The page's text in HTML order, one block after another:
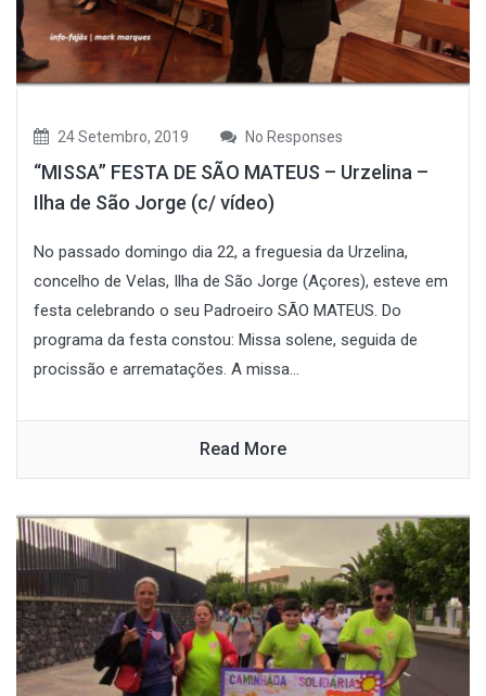
24 Setembro, 2019 No Responses
“MISSA” FESTA DE SÃO MATEUS – Urzelina –
Ilha de São Jorge (c/ vídeo)
No passado domingo dia 22, a freguesia da Urzelina,
concelho de Velas, Ilha de São Jorge (Açores), esteve em
festa celebrando o seu Padroeiro SÃO MATEUS. Do
programa da festa constou: Missa solene, seguida de
procissão e arrematações. A missa...
Read More